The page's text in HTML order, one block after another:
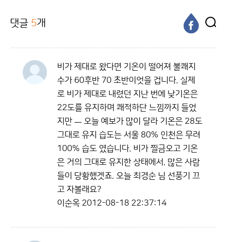
댓글 5개
비가 제대로 왔다면 기온이 떨어져 불쾌지
수가 60후반 70 초반이엇을 겁니다. 실제
로 비가 제대로 내렸던 지난 번에 낮기온은
22도를 유지하며 쾌적하단 느낌까지 들었
지만 ㅡ 오늘 예보가 많이 달라 기온은 28도
그대로 유지 습도는 서울 80% 인천은 무려
100% 습도 였습니다. 비가 찔금오고 기온
은 거의 그대로 유지한 상태에서. 많은 사람
들이 당황했겟죠. 오늘 최경순 님 선풍기 끄
고 자볼래요?
이순옥 2012-08-18 22:37:14